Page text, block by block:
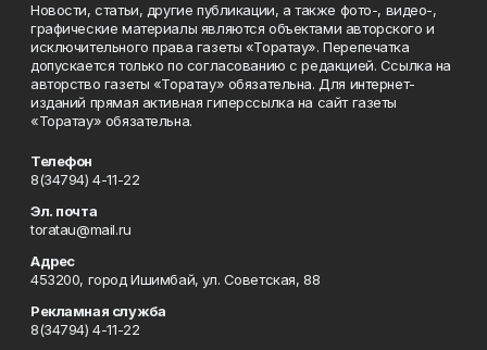
Новости, статьи, другие публикации, а также фото-, видео-,
графические материалы являются объектами авторского и
исключительного права газеты «Торатау». Перепечатка
допускается только по согласованию с редакцией. Ссылка на
авторство газеты «Торатау» обязательна. Для интернет-
изданий прямая активная гиперссылка на сайт газеты
«Торатау» обязательна.
Телефон
8(34794) 4-11-22
Эл. почта
toratau@mail.ru
Адрес
453200, город Ишимбай, ул. Советская, 88
Рекламная служба
8(34794) 4-11-22